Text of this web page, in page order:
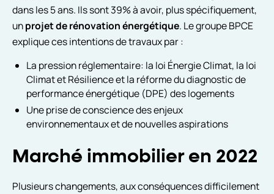
dans les 5 ans. Ils sont 39% à avoir, plus spécifiquement,
unprojet de rénovation énergétique. Le groupe BPCE
explique ces intentions de travaux par :
La pression réglementaire: la loi Énergie Climat, la loi
Climat et Résilience et la réforme du diagnostic de
performance énergétique (DPE) des logements
Une prise de conscience des enjeux
environnementaux et de nouvelles aspirations
Marché immobilier en 2022
Plusieurs changements, aux conséquences difficilement